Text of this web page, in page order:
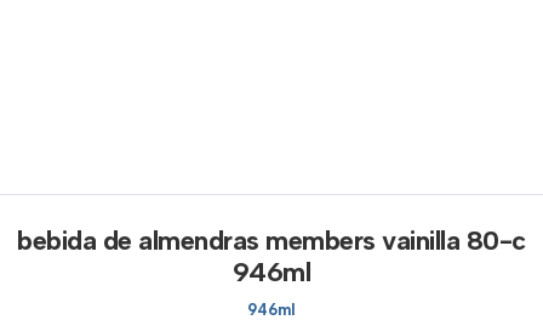
bebida de almendras members vainilla 80-c
946ml
946ml